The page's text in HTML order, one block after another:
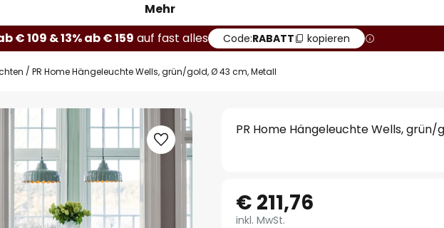
Mehr
€ 109 & 13% ab € 159 auf fast alles Code:RABATT kopieren
PR Home Hängeleuchte Wells, grün/gold, Ø 43 cm, Metall
PR Home Hängeleuchte Wells,
€ 211,76
inkl. MwSt.